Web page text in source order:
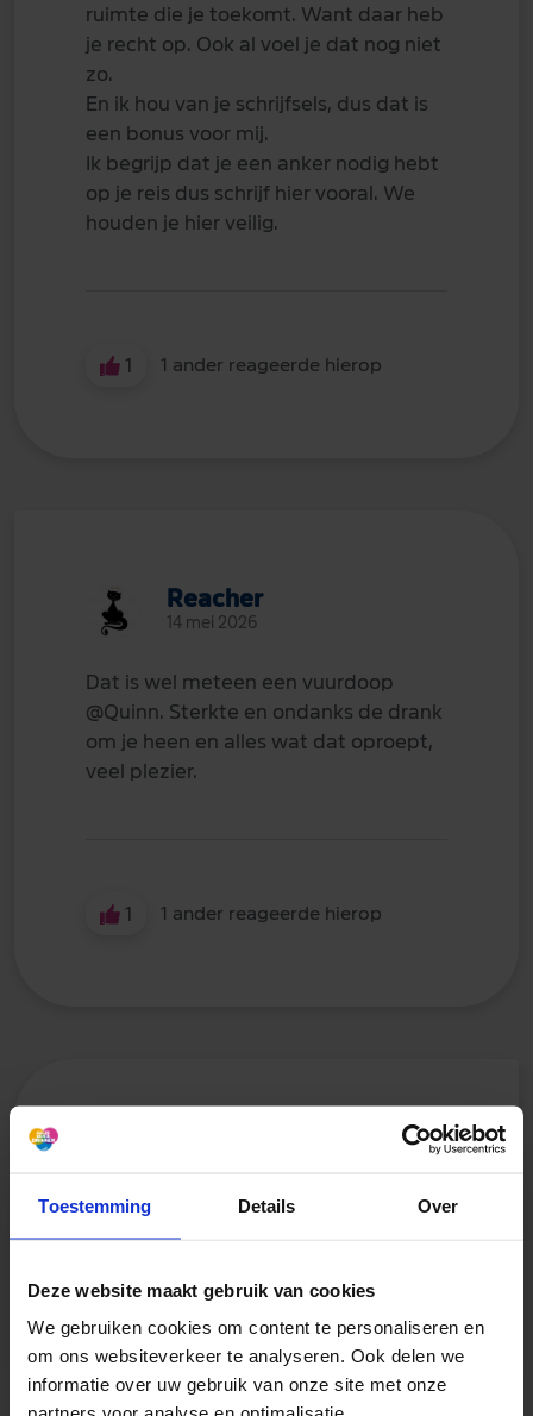
Toestemming Details Over
Deze website maakt gebruik van cookies
We gebruiken cookies om content te personaliseren en
om ons websiteverkeer te analyseren. Ook delen we
informatie over uw gebruik van onze site met onze
ruimte die je toekomt. Want daar heb
je recht op. Ook al voel je dat nog niet
zo.
En ik hou van je schrijfsels, dus dat is
een bonus voor mij.
Ik begrijp dat je een anker nodig hebt
op je reis dus schrijf hier vooral. We
houden je hier veilig.
1 1 ander reageerde hierop
Reacher
14 mei 2026
Dat is wel meteen een vuurdoop
@Quinn. Sterkte en ondanks de drank
om je heen en alles wat dat oproept,
veel plezier.
1 1 ander reageerde hierop
een extra grote tas bij me zodat er
een paar mee naar huis kunnen.